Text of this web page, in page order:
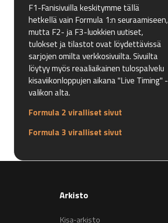
F1-Fanisivuilla keskitymme tällä
hetkellä vain Formula 1:n seuraamiseen,
mutta F2- ja F3-luokkien uutiset,
tulokset ja tilastot ovat löydettävissä
sarjojen omilta verkkosivuilta. Sivuilta
löytyy myös reaaliaikainen tulospalvelu
kisaviikonloppujen aikana "Live Timing" -
valikon alta.
Formula 2 viralliset sivut
Formula 3 viralliset sivut
Arkisto
Kisa-arkisto